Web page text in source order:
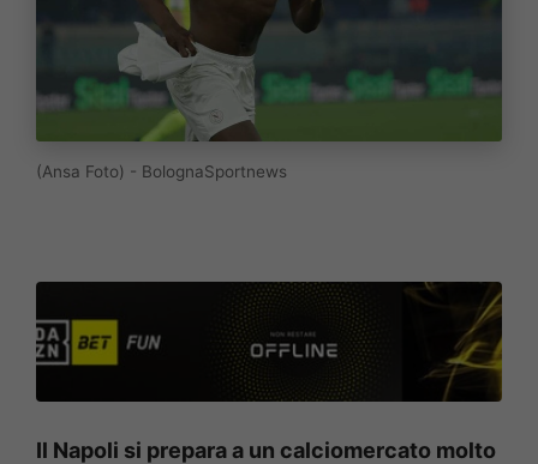
(Ansa Foto) - BolognaSportnews
Il Napoli si prepara a un calciomercato molto